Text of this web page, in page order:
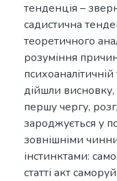
тенденція –
садистична
теоретичного
розуміння
дійшли висновку,
першу чергу,
зароджується у
зовнішніми
інстинктами:
статті акт